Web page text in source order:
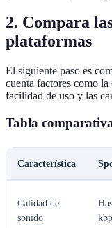
2. Compara
plataformas
El siguiente paso es
cuenta factores como
facilidad de uso y las
Tabla
Característica
Calidad de
sonido